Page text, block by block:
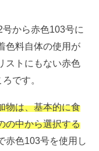
から赤色103号に
色料自体の使用が
ストにもない赤色
です。
物は、基本的に食
の中から選択する
赤色103号を使用し